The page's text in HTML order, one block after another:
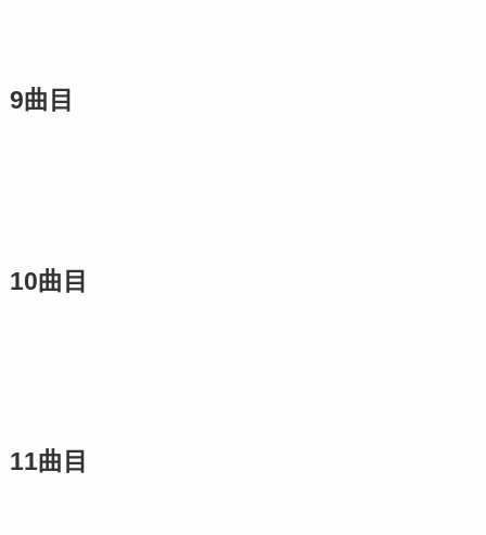
9曲目
10曲目
11曲目